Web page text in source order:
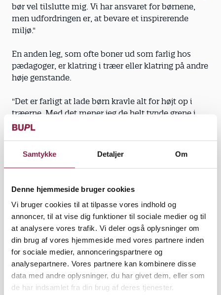
Samtykke Detaljer Om
Denne hjemmeside bruger cookies
Vi bruger cookies til at tilpasse vores indhold og
annoncer, til at vise dig funktioner til sociale medier og til
at analysere vores trafik. Vi deler også oplysninger om
din brug af vores hjemmeside med vores partnere inden
for sociale medier, annonceringspartnere og
analysepartnere. Vores partnere kan kombinere disse
data med andre oplysninger, du har givet dem, eller som
de har indsamlet fra din brug af deres tjenester.
bør vel tilslutte mig. Vi har ansvaret for børnene,
men udfordringen er, at bevare et inspirerende
miljø."
En anden leg, som ofte boner ud som farlig hos
pædagoger, er klatring i træer eller klatring på andre
høje genstande.
"Det er farligt at lade børn kravle alt for højt op i
træerne. Med det mener jeg de helt tynde grene i
toppen. Andre voksne vil dog gerne stoppe børnene,
Som den sidste sætning vidner om, findes der ikke
grænserne går. Det er noget, pædagogerne selv må
vurdere fra situation til situation. Når pædagogerne
bliver spurgt, om de mener, at der er lege, som er
for farlige til, at de kan tillades, er pædagogerne da
også delt i spørgsmålet. Størstedelen, nemlig 38
procent svarer ja, det er der. Mens næsten lige så
mange, nemlig 33 procent, svarer nej. 28 procent er
i tvivl.
Men selvom det kan være svært at afgøre, om lege